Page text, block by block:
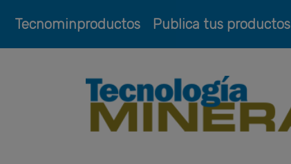
Tecnominproductos Publica tus productos